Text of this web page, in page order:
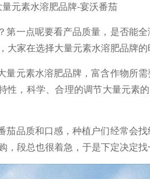
量元素水溶肥品牌-宴沃番茄
一点呢要看产品质量，是否能
家在选择大量元素水溶肥品牌的
量元素水溶肥品牌 ，富含作物所
性，科学、合理的调节大量元素
品质和口感，种植户们经常会
，段总也很着急，于是下定决定